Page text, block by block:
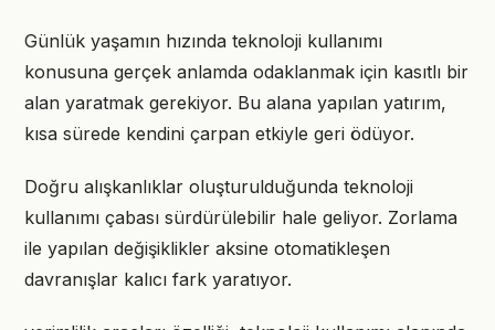
Günlük yaşamın hızında teknoloji kullanımı
konusuna gerçek anlamda odaklanmak için kasıtlı bir
alan yaratmak gerekiyor. Bu alana yapılan yatırım,
kısa sürede kendini çarpan etkiyle geri ödüyor.
Doğru alışkanlıklar oluşturulduğunda teknoloji
kullanımı çabası sürdürülebilir hale geliyor. Zorlama
ile yapılan değişiklikler aksine otomatikleşen
davranışlar kalıcı fark yaratıyor.